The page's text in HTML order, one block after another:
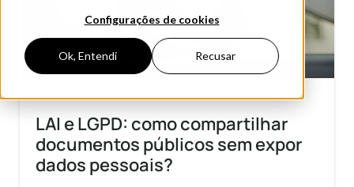
Configurações de cookies
Ok, Entendi Recusar
LAI e LGPD: como compartilhar
documentos públicos sem expor
dados pessoais?